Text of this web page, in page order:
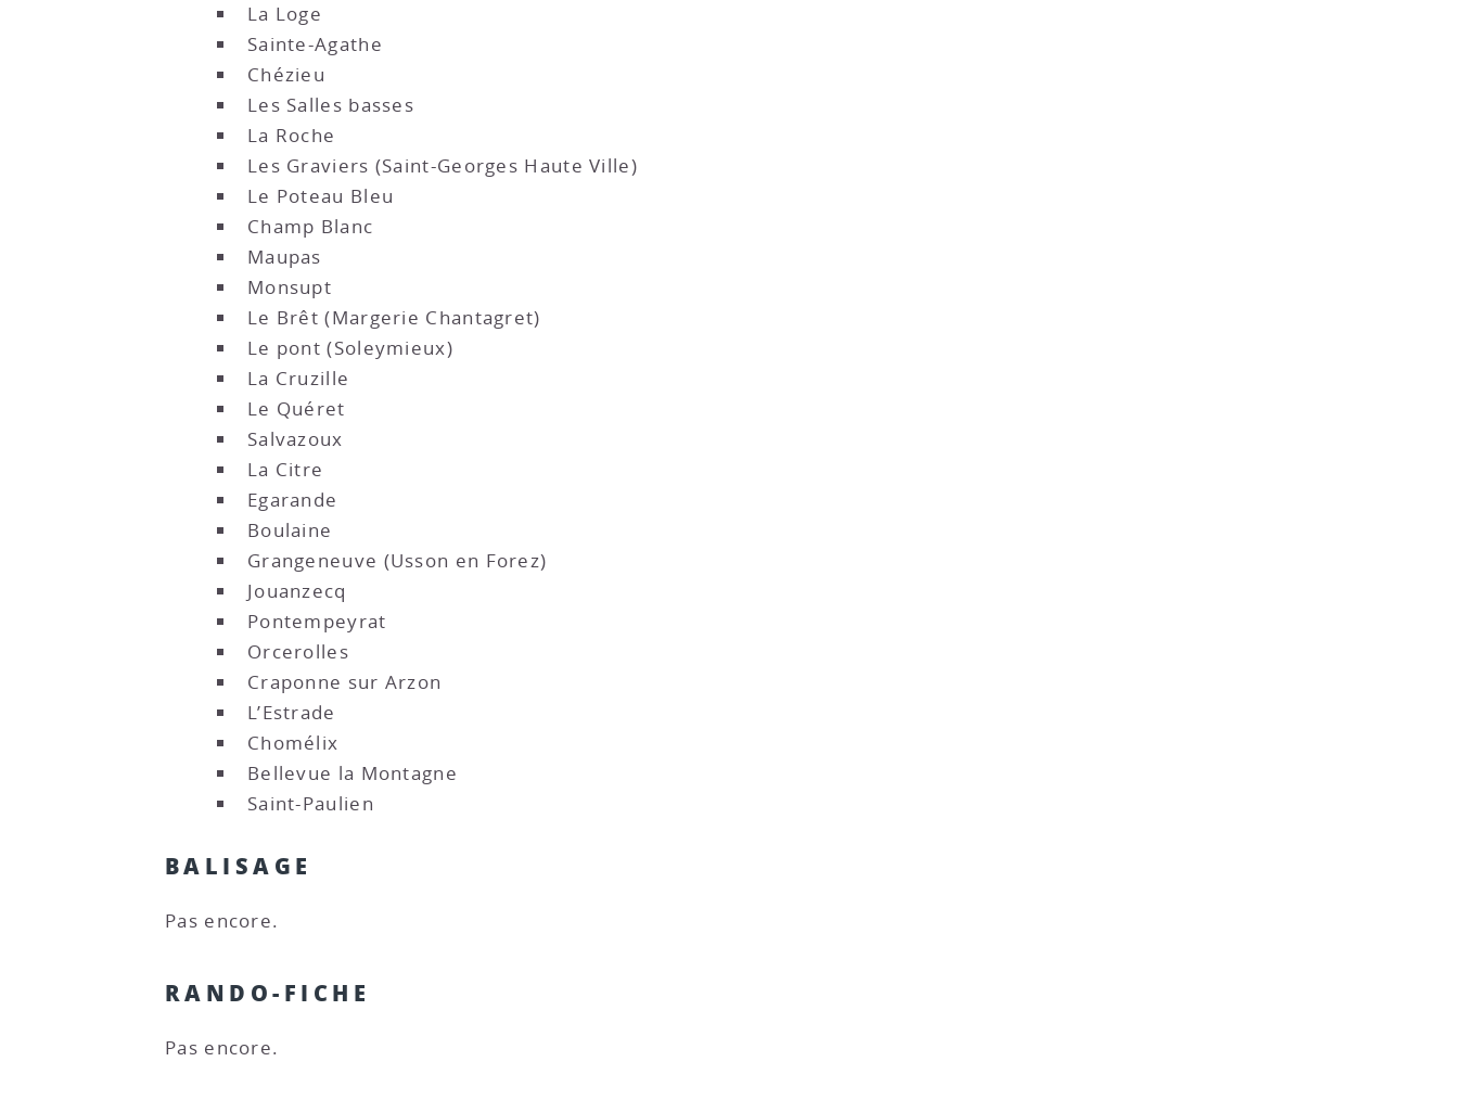
La Loge
Sainte-Agathe
Chézieu
Les Salles basses
La Roche
Les Graviers (Saint-Georges Haute Ville)
Le Poteau Bleu
Champ Blanc
Maupas
Monsupt
Le Brêt (Margerie Chantagret)
Le pont (Soleymieux)
La Cruzille
Le Quéret
Salvazoux
La Citre
Egarande
Boulaine
Grangeneuve (Usson en Forez)
Jouanzecq
Pontempeyrat
Orcerolles
Craponne sur Arzon
L’Estrade
Chomélix
Bellevue la Montagne
Saint-Paulien
BALISAGE
Pas encore.
RANDO-FICHE
Pas encore.